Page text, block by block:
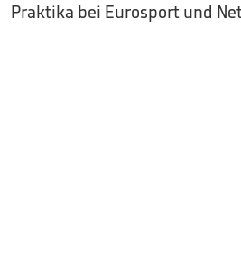
Praktika bei Eurosport und